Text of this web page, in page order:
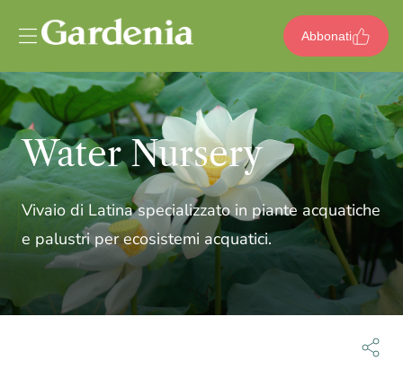
Abbonati
Water Nursery
Vivaio di Latina specializzato in piante acquatiche
e palustri per ecosistemi acquatici.